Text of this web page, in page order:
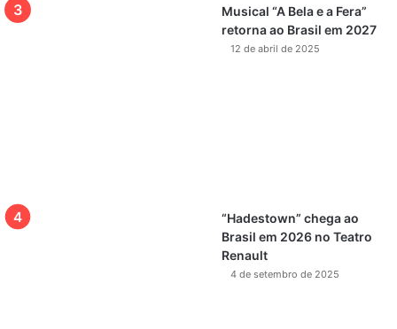
Musical “A Bela e a Fera”
retorna ao Brasil em 2027
12 de abril de 2025
“Hadestown” chega ao
Brasil em 2026 no Teatro
Renault
4 de setembro de 2025